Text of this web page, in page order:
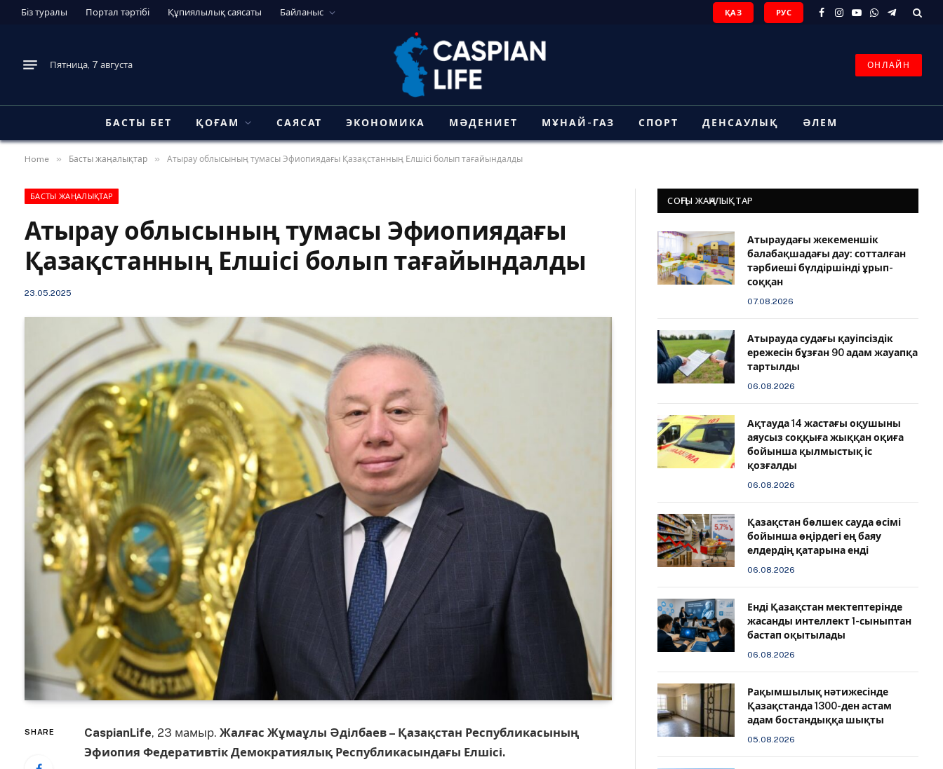
Біз туралы Портал тәртібі Құпиялылық саясаты Байланыс ҚАЗ РУС
Facebook
Instagram
YouTube
WhatsApp
Telegram
Пятница, 7 августа ОНЛАЙН
БАСТЫ БЕТ ҚОҒАМ САЯСАТ ЭКОНОМИКА МӘДЕНИЕТ МҰНАЙ-ГАЗ СПОРТ ДЕНСАУЛЫҚ ӘЛЕМ
Home » Басты жаңалықтар » Атырау облысының тумасы Эфиопиядағы Қазақстанның Елшісі болып тағайындалды
БАСТЫ ЖАҢАЛЫҚТАР
Атырау облысының тумасы Эфиопиядағы
Қазақстанның Елшісі болып тағайындалды
23.05.2025
SHARE CaspianLife, 23 мамыр. Жалғас Жұмаұлы Әділбаев – Қазақстан Республикасының
Эфиопия Федеративтік Демократиялық Республикасындағы Елшісі.
СОҢҒЫ ЖАҢАЛЫҚТАР
Атыраудағы жекеменшік
балабақшадағы дау: сотталған
тәрбиеші бүлдіршінді ұрып-
соққан
07.08.2026
Атырауда судағы қауіпсіздік
ережесін бұзған 90 адам жауапқа
тартылды
06.08.2026
Ақтауда 14 жастағы оқушыны
аяусыз соққыға жыққан оқиға
бойынша қылмыстық іс
қозғалды
06.08.2026
Қазақстан бөлшек сауда өсімі
бойынша өңірдегі ең баяу
елдердің қатарына енді
06.08.2026
️Енді Қазақстан мектептерінде
жасанды интеллект 1-сыныптан
бастап оқытылады
06.08.2026
Рақымшылық нәтижесінде
Қазақстанда 1300-ден астам
адам бостандыққа шықты
05.08.2026